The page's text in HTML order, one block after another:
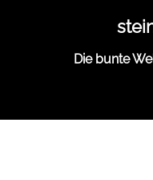
Die bunte